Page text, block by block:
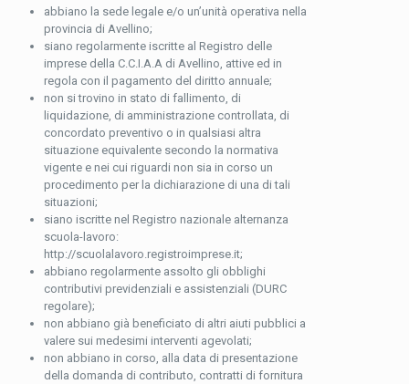
abbiano la sede legale e/o un’unità operativa nella
provincia di Avellino;
siano regolarmente iscritte al Registro delle
imprese della C.C.I.A.A di Avellino, attive ed in
regola con il pagamento del diritto annuale;
non si trovino in stato di fallimento, di
liquidazione, di amministrazione controllata, di
concordato preventivo o in qualsiasi altra
situazione equivalente secondo la normativa
vigente e nei cui riguardi non sia in corso un
procedimento per la dichiarazione di una di tali
situazioni;
siano iscritte nel Registro nazionale alternanza
scuola-lavoro:
http://scuolalavoro.registroimprese.it;
abbiano regolarmente assolto gli obblighi
contributivi previdenziali e assistenziali (DURC
regolare);
non abbiano già beneficiato di altri aiuti pubblici a
valere sui medesimi interventi agevolati;
non abbiano in corso, alla data di presentazione
della domanda di contributo, contratti di fornitura